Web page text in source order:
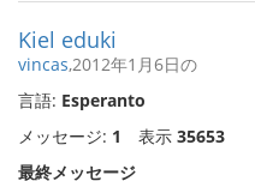
Kiel eduki
vincas,2012年1月6日の
言語: Esperanto
メッセージ: 1 表示 35653
最終メッセージ